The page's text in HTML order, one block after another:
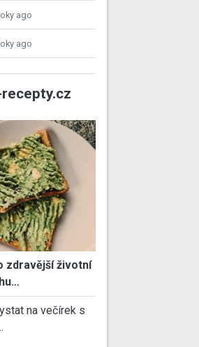
ago
ago
zdravější životní
na večírek s